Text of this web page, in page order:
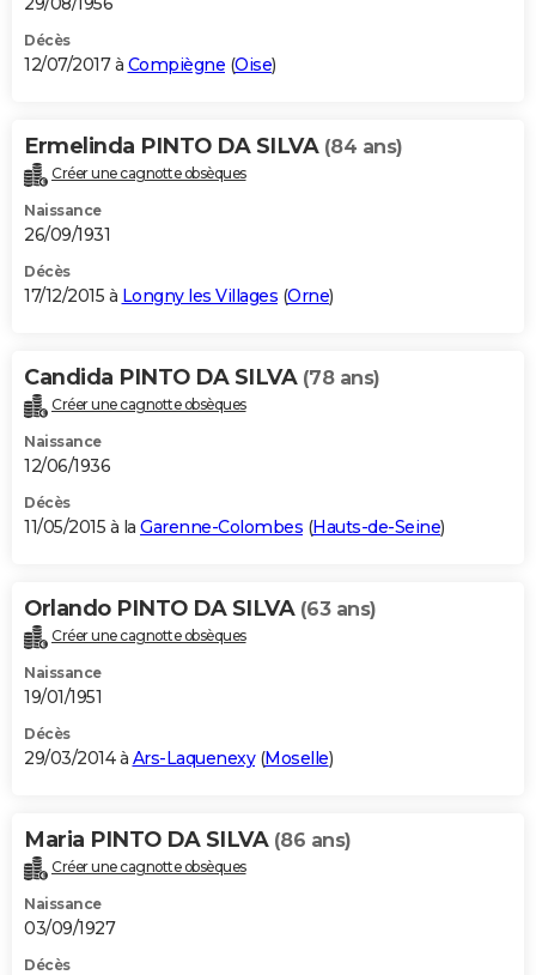
Décès
12/07/2017 à Compiègne (Oise)
Ermelinda PINTO DA SILVA (84 ans)
Créer une cagnotte obsèques
Naissance
26/09/1931
Décès
17/12/2015 à Longny les Villages (Orne)
Candida PINTO DA SILVA (78 ans)
Créer une cagnotte obsèques
Naissance
12/06/1936
Décès
11/05/2015 à la Garenne-Colombes (Hauts-de-Seine)
Orlando PINTO DA SILVA (63 ans)
Créer une cagnotte obsèques
Naissance
19/01/1951
Décès
29/03/2014 à Ars-Laquenexy(Moselle)
Maria PINTO DA SILVA (86 ans)
Créer une cagnotte obsèques
Naissance
03/09/1927
Décès